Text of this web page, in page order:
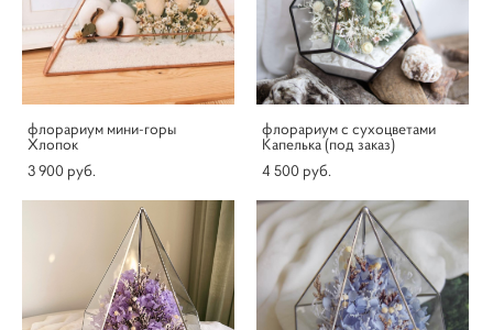
флорариум мини-горы
Хлопок
3 900 pуб.
флорариум с сухоцветами
Капелька (под заказ)
4 500 pуб.